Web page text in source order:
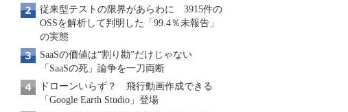
従来型テストの限界があらわに 3915件の
OSSを解析して判明した「99.4％未報告」
の実態
SaaSの価値は“割り勘”だけじゃない
「SaaSの死」論争を一刀両断
ドローンいらず？ 飛行動画作成できる
「Google Earth Studio」登場